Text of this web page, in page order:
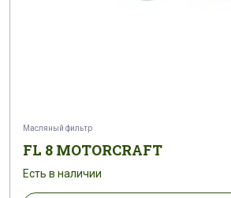
Масляный фильтр
FL 8 MOTORCRAFT
Есть в наличии